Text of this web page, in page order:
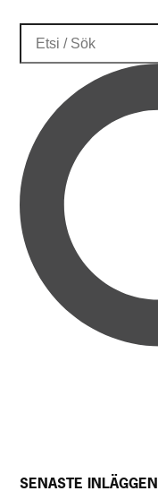
SENASTE INLÄGGEN